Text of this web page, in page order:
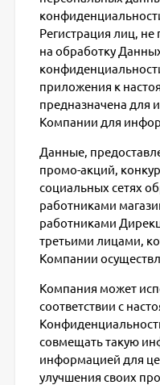
Регистрация лиц, не
на обработку
приложения к
предназначена для
Компании для
Данные,
промо-акций,
социальных сетях
работниками
работниками
третьими лицами,
Компании
Компания может
соответствии с
совмещать такую
информацией для
улучшения своих